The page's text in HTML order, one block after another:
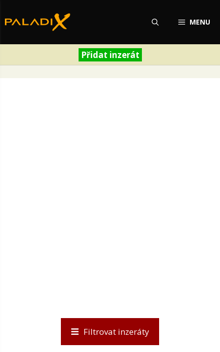
na
MENU
Přidat inzerát
Filtrovat inzeráty